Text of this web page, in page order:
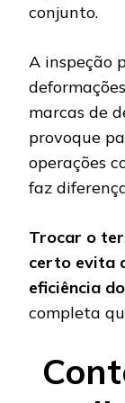
conjunto.
A inspeção
marcas de
provoque
operações
faz
Trocar o
certo evita
eficiência
completa